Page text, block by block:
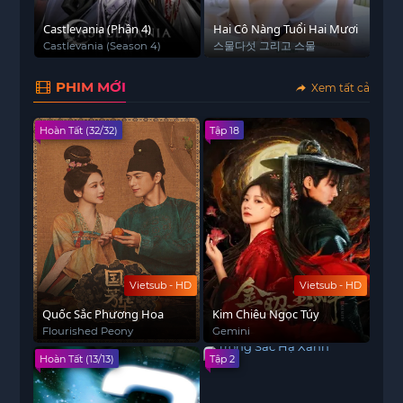
tung nóc”, tạo hình nhân vật bắt mắt và các yếu tố
phép thuật thú vị, Táo Quậy – Vietsub HDlà bộ
phim giải trí nhẹ nhàng, phù hợp cho cả gia đình.
Thưởng thức ngay tại
phim hài – phép thuật siêu vui và siêu giải trí
https://subnhanh.com.co/
Castlevania (Phần 4)
Castlevania (Season 4)
Hai Cô Nàng Tuổi Hai Mươi
스물다섯 그리고 스물
PHIM MỚI Xem tất cả
Vietsub - HD
Hoàn Tất (32/32)
Quốc Sắc Phương Hoa
Flourished Peony
Vietsub - HD
Tập 18
Kim Chiêu Ngọc Túy
Gemini
Hoàn Tất (13/13) Tập 2